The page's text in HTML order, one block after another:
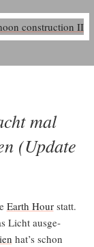
mal
(Update
Earth Hourstatt.
Licht aus­ge­
hat’s schon